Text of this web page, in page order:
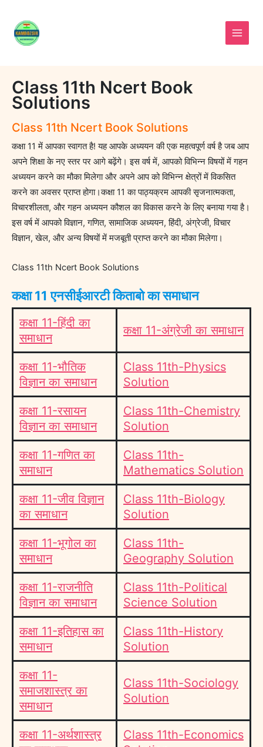
content
Class 11th Ncert Book
Solutions
Class 11th Ncert Book Solutions
कक्षा 11 में आपका स्वागत है! यह आपके अध्ययन की एक महत्वपूर्ण वर्ष है जब आप
अपने शिक्षा के नए स्तर पर आगे बढ़ेंगे। इस वर्ष में, आपको विभिन्न विषयों में गहन
अध्ययन करने का मौका मिलेगा और अपने आप को विभिन्न क्षेत्रों में विकसित
करने का अवसर प्राप्त होगा।कक्षा 11 का पाठ्यक्रम आपकी सृजनात्मकता,
विचारशीलता, और गहन अध्ययन कौशल का विकास करने के लिए बनाया गया है।
इस वर्ष में आपको विज्ञान, गणित, सामाजिक अध्ययन, हिंदी, अंग्रेजी, विचार
विज्ञान, खेल, और अन्य विषयों में मजबूती प्राप्त करने का मौका मिलेगा।
Class 11th Ncert Book Solutions
कक्षा 11 एनसीईआरटी किताबो का समाधान
कक्षा 11-हिंदी का
समाधान
कक्षा 11-अंग्रेजी का समाधान
कक्षा 11-भौतिक
विज्ञान का समाधान
Class 11th-Physics
Solution
कक्षा 11-रसायन
विज्ञान का समाधान
Class 11th-Chemistry
Solution
कक्षा 11-गणित का
समाधान
Class 11th-
Mathematics Solution
कक्षा 11-जीव विज्ञान
का समाधान
Class 11th-Biology
Solution
कक्षा 11-भूगोल का
समाधान
Class 11th-
Geography Solution
कक्षा 11-राजनीति
विज्ञान का समाधान
Class 11th-Political
Science Solution
कक्षा 11-इतिहास का
समाधान
Class 11th-History
Solution
कक्षा 11-
समाजशास्त्र का
समाधान
Class 11th-Sociology
Solution
कक्षा 11-अर्थशास्त्र
Class 11th-Economics